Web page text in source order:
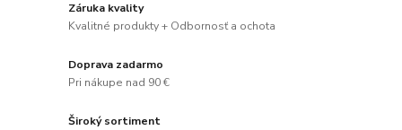
Záruka kvality
Kvalitné produkty + Odbornosť a ochota
Doprava zadarmo
Pri nákupe nad 90 €
Široký sortiment